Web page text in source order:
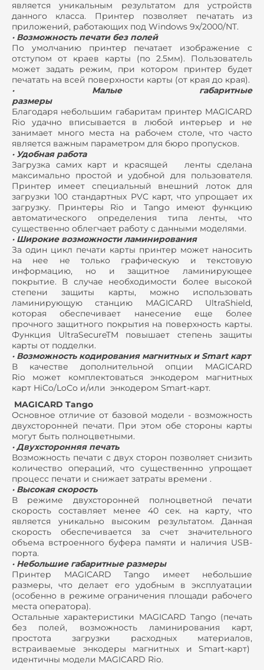
является уникальным результатом для устройств
данного класса. Принтер позволяет печатать из
приложений, работающих под Windows 9x/2000/NT.
· Возможность печати без полей
По умолчанию принтер печатает изображение с
отступом от краев карты (по 2.5мм). Пользователь
может задать режим, при котором принтер будет
печатать на всей поверхности карты (от края до края).
· Малые габаритные
размеры
Благодаря небольшим габаритам принтер MAGICARD
Rio удачно вписывается в любой интерьер и не
занимает много места на рабочем столе, что часто
является важным параметром для бюро пропусков.
· Удобная работа
Загрузка самих карт и красящей ленты сделана
максимально простой и удобной для пользователя.
Принтер имеет специальный внешний лоток для
загрузки 100 стандартных PVC карт, что упрощает их
загрузку. Принтеры Rio и Tango имеют функцию
автоматического определения типа ленты, что
существенно облегчает работу с данными моделями.
· Широкие возможности ламинирования
За один цикл печати карты принтер может наносить
на нее не только графическую и текстовую
информацию, но и защитное ламинирующее
покрытие. В случае необходимости более высокой
степени защиты карты, можно использовать
ламинирующую станцию MAGICARD UltraShield,
которая обеспечивает нанесение еще более
прочного защитного покрытия на поверхность карты.
Функция UltraSecureTM повышает степень защиты
карты от подделки.
· Возможность кодирования магнитных и Smart карт
В качестве дополнительной опции MAGICARD
Rio может комплектоваться энкодером магнитных
карт HiCo/LoCo и/или энкодером Smart-карт.
MAGICARD Tango
Основное отличие от базовой модели - возможность
двухсторонней печати. При этом обе стороны карты
могут быть полноцветными.
· Двухсторонняя печать
Возможность печати с двух сторон позволяет снизить
количество операций, что существеннно упрощает
процесс печати и снижает затраты времени .
· Высокая скорость
В режиме двухсторонней полноцветной печати
скорость составляет менее 40 сек. на карту, что
является уникально высоким результатом. Данная
скорость обеспечивается за счет значительного
объема встроенного буфера памяти и наличия USB-
порта.
· Небольшие габаритные размеры
Принтер MAGICARD Tango имеет небольшие
размеры, что делает его удобным в эксплуатации
(особенно в режиме ограничения площади рабочего
места оператора).
Остальные характеристики MAGICARD Tango (печать
без полей, возможность ламинирования карт,
простота загрузки расходных материалов,
встраиваемые энкодеры магнитных и Smart-карт)
идентичны модели MAGICARD Rio.